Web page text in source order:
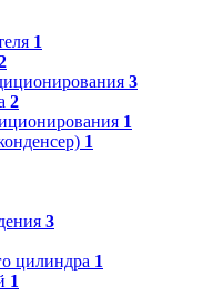
1
3
2
1
1
3
цилиндра 1
1